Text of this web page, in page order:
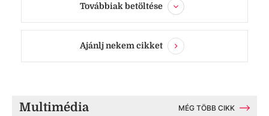
Továbbiak betöltése
Ajánlj nekem cikket
Multimédia MÉG TÖBB CIKK